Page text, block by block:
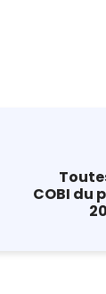
COBI du